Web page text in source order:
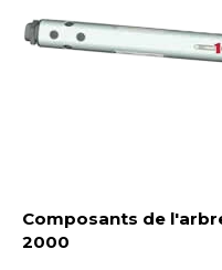
Composants de
2000